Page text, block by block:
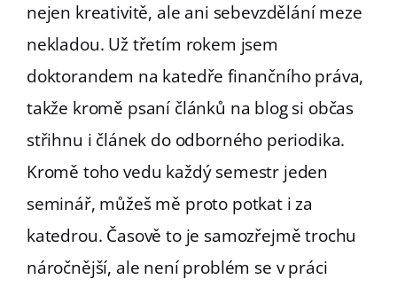
nejen kreativitě, ale ani sebevzdělání meze
nekladou. Už třetím rokem jsem
doktorandem na katedře finančního práva,
takže kromě psaní článků na blog si občas
střihnu i článek do odborného periodika.
Kromě toho vedu každý semestr jeden
seminář, můžeš mě proto potkat i za
katedrou. Časově to je samozřejmě trochu
náročnější, ale není problém se v práci